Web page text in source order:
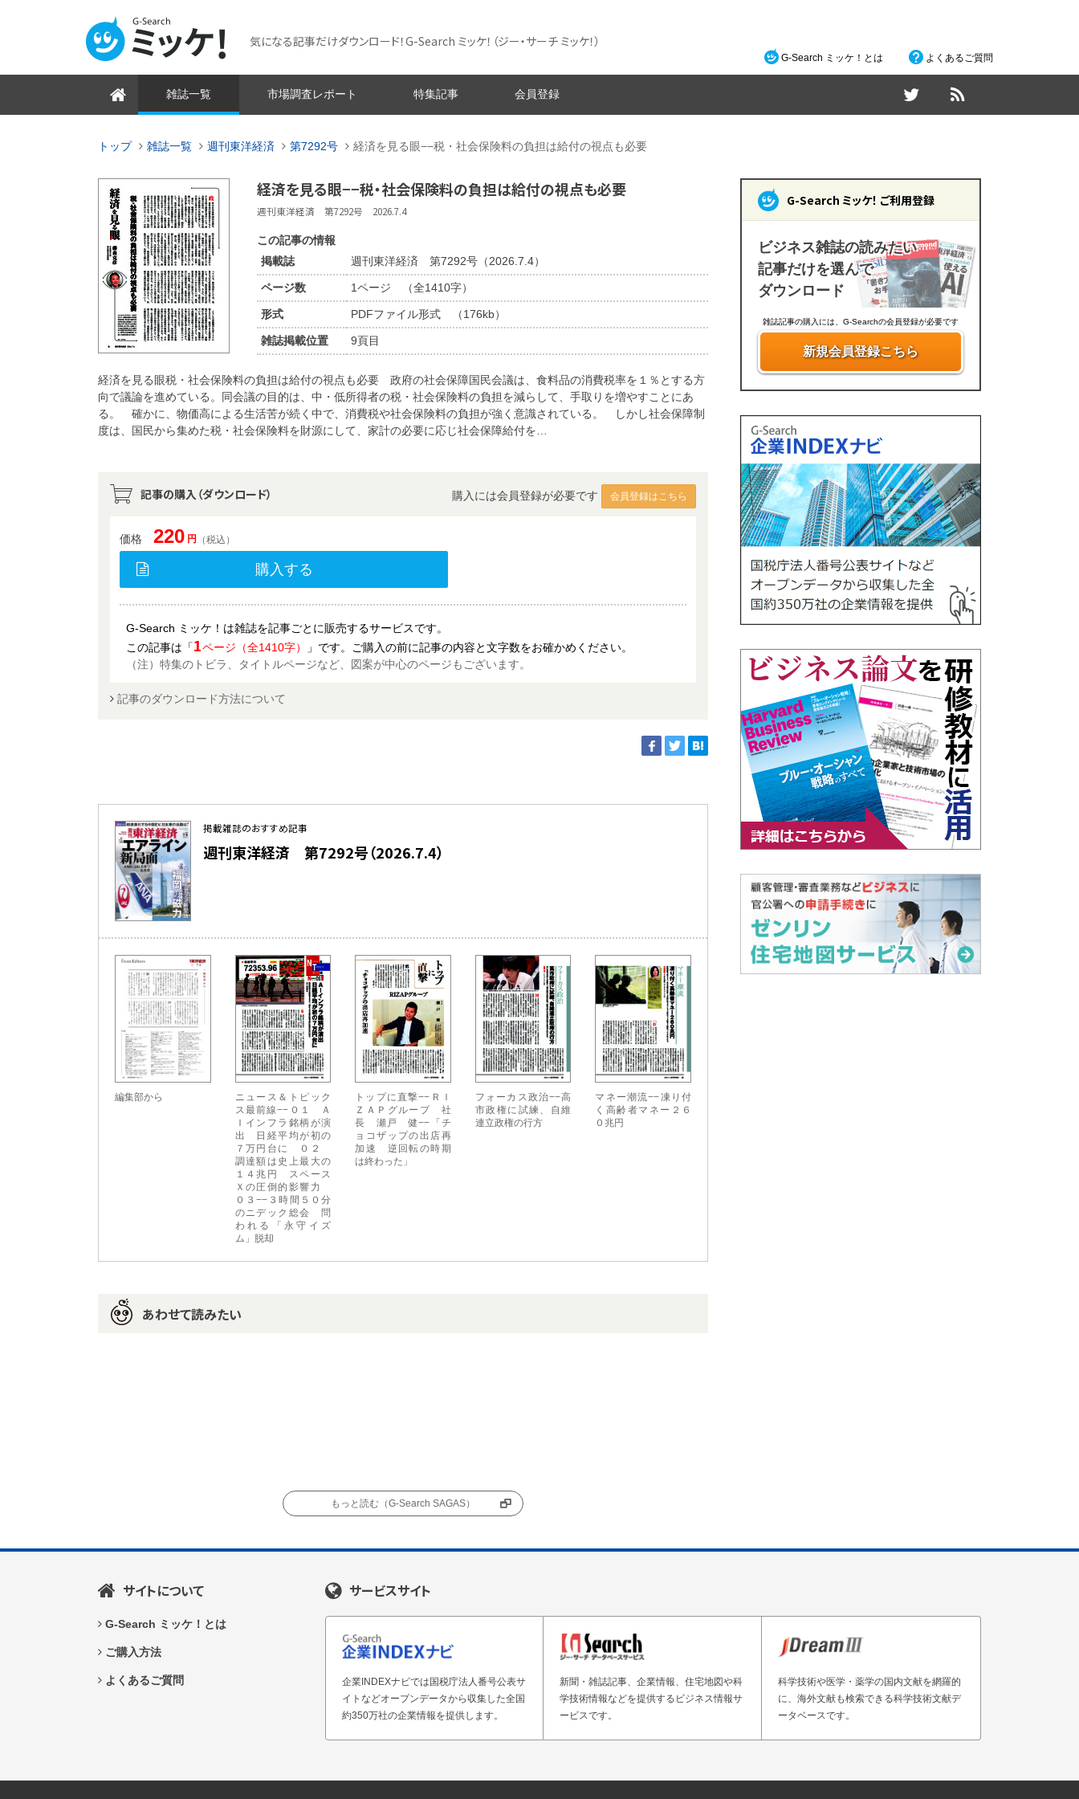
気になる記事だけダウンロード！G-Search ミッケ！ （ジー・サーチ ミッケ！）
G-Search ミッケ！とは よくあるご質問
雑誌一覧 市場調査レポート 特集記事 会員登録
トップ 雑誌一覧 週刊東洋経済 第7292号 経済を見る眼−−税・社会保険料の負担は給付の視点も必要
経済を見る眼−−税・社会保険料の負担は給付の視点も必要
週刊東洋経済 第7292号 2026.7.4
この記事の情報
掲載誌
週刊東洋経済 第7292号（2026.7.4）
ページ数 1ページ （全1410字）
形式 PDFファイル形式 （176kb）
雑誌掲載位置 9頁目
経済を見る眼税・社会保険料の負担は給付の視点も必要 政府の社会保障国民会議は、食料品の消費税率を１％とする方
向で議論を進めている。同会議の目的は、中・低所得者の税・社会保険料の負担を減らして、手取りを増やすことにあ
る。 確かに、物価高による生活苦が続く中で、消費税や社会保険料の負担が強く意識されている。 しかし社会保障制
度は、国民から集めた税・社会保険料を財源にして、家計の必要に応じ社会保障給付を…
記事の購入（ダウンロード） 購入には会員登録が必要です 会員登録はこちら
価格 220 円 （税込）
購入する
G-Search ミッケ！は雑誌を記事ごとに販売するサービスです。
この記事は「1ページ（全1410字）
」です。ご購入の前に記事の内容と文字数をお確かめください。
（注）特集のトビラ、タイトルページなど、図案が中心のページもございます。
記事のダウンロード方法について
掲載雑誌のおすすめ記事
週刊東洋経済 第7292号（2026.7.4）
編集部から
ニュース＆トピック
ス最前線−−０１ Ａ
Ｉインフラ銘柄が演
出 日経平均が初の
７万円台に ０２
調達額は史上最大の
１４兆円 スペース
Ｘの圧倒的影響力
０３−−３時間５０分
のニデック総会 問
われる「永守イズ
ム」脱却
トップに直撃−−ＲＩ
ＺＡＰグループ 社
長 瀬戸 健−−「チ
ョコザップの出店再
加速 逆回転の時期
は終わった」
フォーカス政治−−高
市政権に試練、自維
連立政権の行方
マネー潮流−−凍り付
く高齢者マネー２６
０兆円
あわせて読みたい
もっと読む（G-Search SAGAS）
G-Search ミッケ！ ご利用登録
ビジネス雑誌の読みたい
記事だけを選んで
ダウンロード
雑誌記事の購入には、G-Searchの会員登録が必要です
新規会員登録こちら
サイトについて
G-Search ミッケ！とは
ご購入方法
よくあるご質問
サービスサイト
企業INDEXナビでは国税庁法人番号公表サ
イトなどオープンデータから収集した全国
約350万社の企業情報を提供します。
新聞・雑誌記事、企業情報、住宅地図や科
学技術情報などを提供するビジネス情報サ
ービスです。
科学技術や医学・薬学の国内文献を網羅的
に、海外文献も検索できる科学技術文献デ
ータベースです。